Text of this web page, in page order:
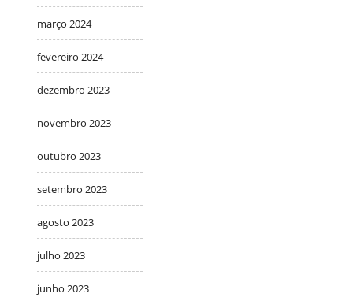
março 2024
fevereiro 2024
dezembro 2023
novembro 2023
outubro 2023
setembro 2023
agosto 2023
julho 2023
junho 2023